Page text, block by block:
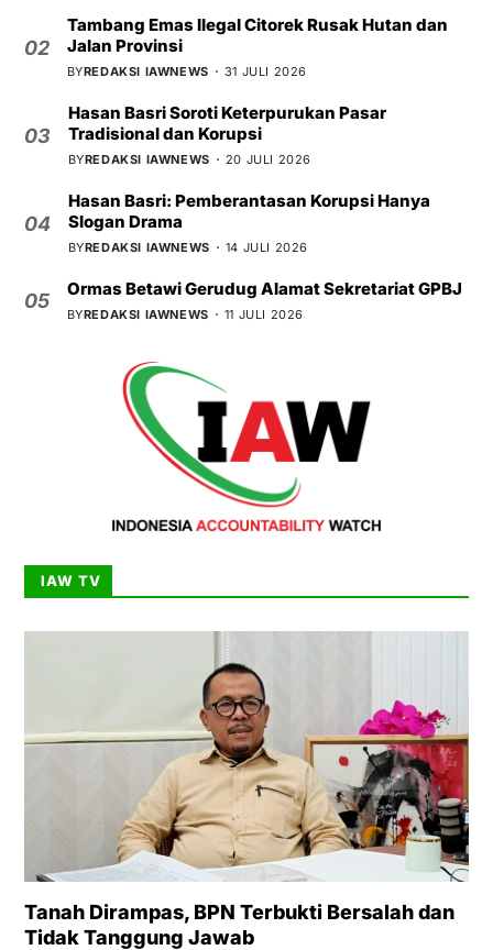
02
Tambang Emas Ilegal Citorek Rusak Hutan dan
Jalan Provinsi
BYREDAKSI IAWNEWS 31 JULI 2026
03
Hasan Basri Soroti Keterpurukan Pasar
Tradisional dan Korupsi
BYREDAKSI IAWNEWS 20 JULI 2026
04
Hasan Basri: Pemberantasan Korupsi Hanya
Slogan Drama
BYREDAKSI IAWNEWS 14 JULI 2026
05
Ormas Betawi Gerudug Alamat Sekretariat GPBJ
BYREDAKSI IAWNEWS 11 JULI 2026
IAW TV
Tanah Dirampas, BPN Terbukti Bersalah dan
Tidak Tanggung Jawab